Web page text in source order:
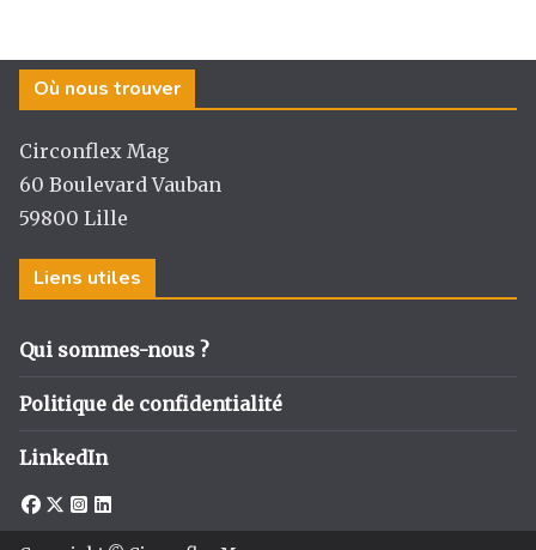
Où nous trouver
Circonflex Mag
60 Boulevard Vauban
59800 Lille
Liens utiles
Qui sommes-nous ?
Politique de confidentialité
LinkedIn